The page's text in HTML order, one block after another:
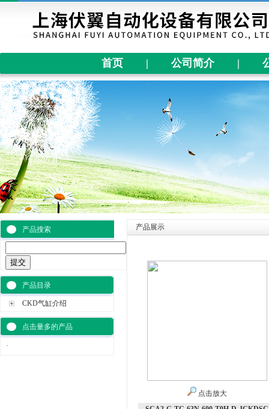
首页 | 公司简介 |
产品搜索
产品目录
CKD气缸介绍
点击量多的产品
·
产品展示
点击放大